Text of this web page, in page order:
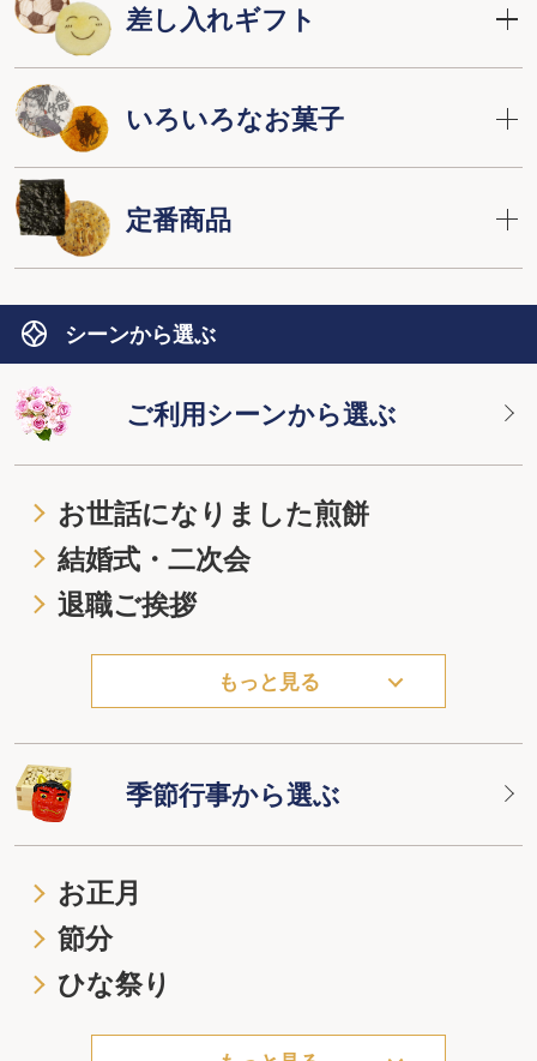
差し入れギフト
いろいろなお菓子
定番商品
シーンから選ぶ
ご利用シーンから選ぶ
お世話になりました煎餅
結婚式・二次会
退職ご挨拶
もっと見る
季節行事から選ぶ
お正月
節分
ひな祭り